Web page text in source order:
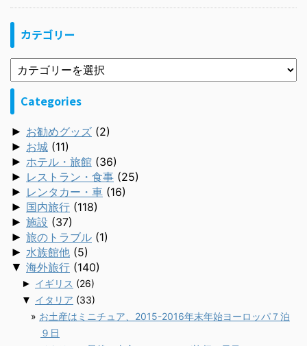
カテゴリー
Categories
► お勧めグッズ (2)
► お城 (11)
► ホテル・旅館 (36)
► レストラン・食事 (25)
► レンタカー・車 (16)
► 国内旅行 (118)
► 施設 (37)
► 旅のトラブル (1)
► 水族館他 (5)
▼ 海外旅行 (140)
► イギリス (26)
▼ イタリア (33)
お土産はミニチュア、2015-2016年末年始ヨーロッパ７泊
９日